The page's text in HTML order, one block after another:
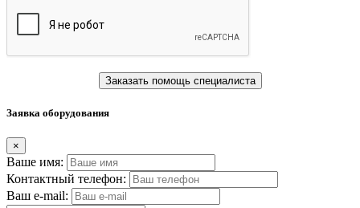
Заказать помощь специалиста
Заявка оборудования
×
Ваше имя:
Контактный телефон:
Ваш e-mail: